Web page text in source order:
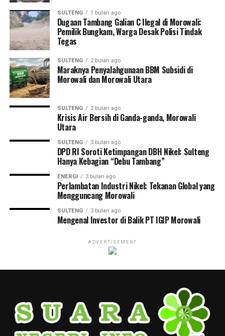
SULTENG 1 bulan ago
Dugaan Tambang Galian C Ilegal di Morowali:
Pemilik Bungkam, Warga Desak Polisi Tindak
Tegas
SULTENG 2 bulan ago
Maraknya Penyalahgunaan BBM Subsidi di
Morowali dan Morowali Utara
SULTENG 2 bulan ago
Krisis Air Bersih di Ganda-ganda, Morowali
Utara
SULTENG 3 bulan ago
DPD RI Soroti Ketimpangan DBH Nikel: Sulteng
Hanya Kebagian “Debu Tambang”
ENERGI 3 bulan ago
Perlambatan Industri Nikel: Tekanan Global yang
Mengguncang Morowali
SULTENG 3 bulan ago
Mengenal Investor di Balik PT IGIP Morowali
ADVERTISEMENT